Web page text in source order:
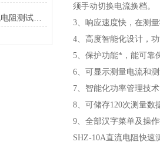
如何避免在使用变压器直流电阻测试仪时对被测变压器造成损伤？
须手动切换电流换档。
3、响应速度快，在测
4、高度智能化设计，
5、保护功能*，能可靠
6、可显示测量电流和
7、智能化功率管理技
8、可储存120次测量数
9、全部汉字菜单及操
SHZ-10A直流电阻快速